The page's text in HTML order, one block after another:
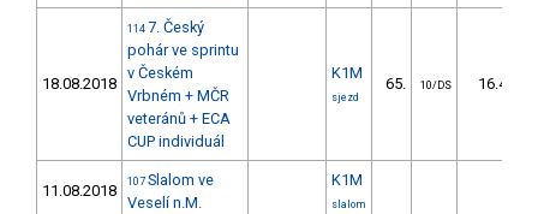
18.08.2018
114 7. Český
pohár ve sprintu
v Českém
Vrbném + MČR
veteránů + ECA
CUP individuál
K1M
sjezd
65. 10/DS 16.41
11.08.2018 107 Slalom ve
Veselí n.M.
K1M
slalom